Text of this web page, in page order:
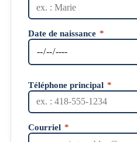
Date de naissance *
Téléphone principal *
Courriel *